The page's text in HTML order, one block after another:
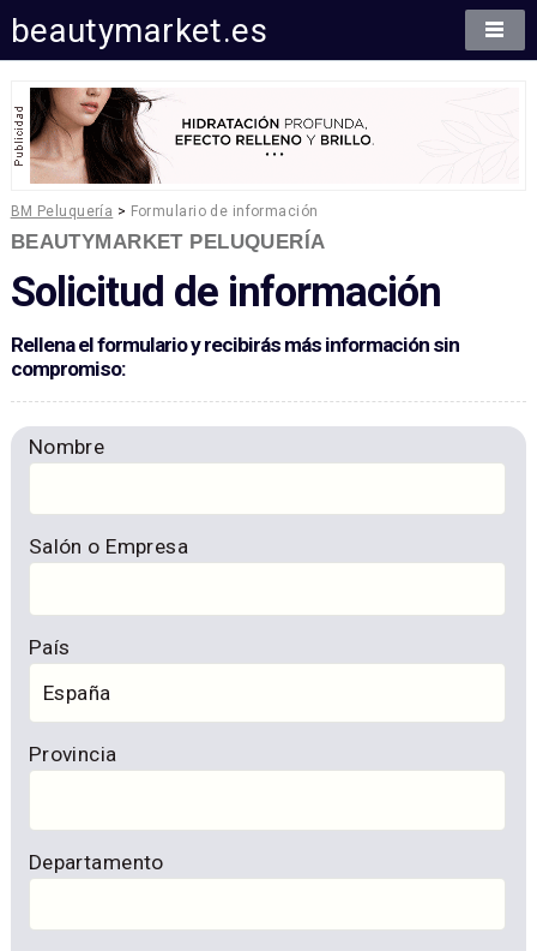
beautymarket.es
BM Peluquería > Formulario de información
BEAUTYMARKET PELUQUERÍA
Solicitud de información
Rellena el formulario y recibirás más información sin
compromiso:
Nombre
Salón o Empresa
País
Provincia
Departamento